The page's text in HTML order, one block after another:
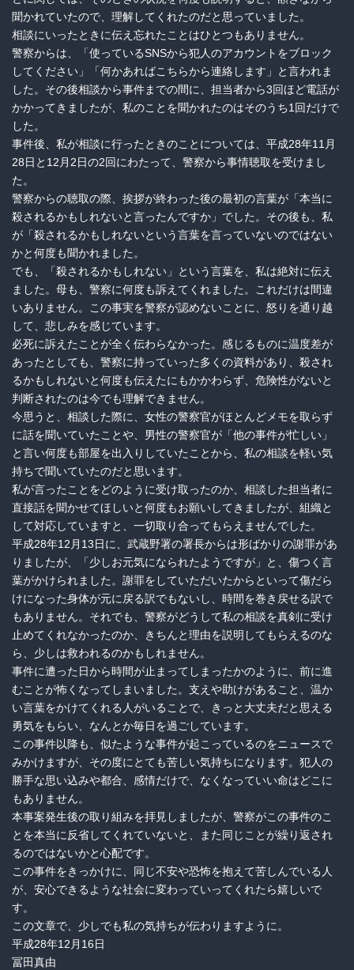
聞かれていたので、理解してくれたのだと思っていました。
相談にいったときに伝え忘れたことはひとつもありません。
警察からは、「使っているSNSから犯人のアカウントをブロック
してください」「何かあればこちらから連絡します」と言われま
した。その後相談から事件までの間に、担当者から3回ほど電話が
かかってきましたが、私のことを聞かれたのはそのうち1回だけで
した。
事件後、私が相談に行ったときのことについては、平成28年11月
28日と12月2日の2回にわたって、警察から事情聴取を受けまし
た。
警察からの聴取の際、挨拶が終わった後の最初の言葉が「本当に
殺されるかもしれないと言ったんですか」でした。その後も、私
が「殺されるかもしれないという言葉を言っていないのではない
かと何度も聞かれました。
でも、「殺されるかもしれない」という言葉を、私は絶対に伝え
ました。母も、警察に何度も訴えてくれました。これだけは間違
いありません。この事実を警察が認めないことに、怒りを通り越
して、悲しみを感じています。
必死に訴えたことが全く伝わらなかった。感じるものに温度差が
あったとしても、警察に持っていった多くの資料があり、殺され
るかもしれないと何度も伝えたにもかかわらず、危険性がないと
判断されたのは今でも理解できません。
今思うと、相談した際に、女性の警察官がほとんどメモを取らず
に話を聞いていたことや、男性の警察官が「他の事件が忙しい」
と言い何度も部屋を出入りしていたことから、私の相談を軽い気
持ちで聞いていたのだと思います。
私が言ったことをどのように受け取ったのか、相談した担当者に
直接話を聞かせてほしいと何度もお願いしてきましたが、組織と
して対応していますと、一切取り合ってもらえませんでした。
平成28年12月13日に、武蔵野署の署長からは形ばかりの謝罪があ
りましたが、「少しお元気になられたようですが」と、傷つく言
葉がかけられました。謝罪をしていただいたからといって傷だら
けになった身体が元に戻る訳でもないし、時間を巻き戻せる訳で
もありません。それでも、警察がどうして私の相談を真剣に受け
止めてくれなかったのか、きちんと理由を説明してもらえるのな
ら、少しは救われるのかもしれません。
事件に遭った日から時間が止まってしまったかのように、前に進
むことが怖くなってしまいました。支えや助けがあること、温か
い言葉をかけてくれる人がいることで、きっと大丈夫だと思える
勇気をもらい、なんとか毎日を過ごしています。
この事件以降も、似たような事件が起こっているのをニュースで
みかけますが、その度にとても苦しい気持ちになります。犯人の
勝手な思い込みや都合、感情だけで、なくなっていい命はどこに
もありません。
本事案発生後の取り組みを拝見しましたが、警察がこの事件のこ
とを本当に反省してくれていないと、また同じことが繰り返され
るのではないかと心配です。
この事件をきっかけに、同じ不安や恐怖を抱えて苦しんでいる人
が、安心できるような社会に変わっていってくれたら嬉しいで
す。
この文章で、少しでも私の気持ちが伝わりますように。
平成28年12月16日
冨田真由